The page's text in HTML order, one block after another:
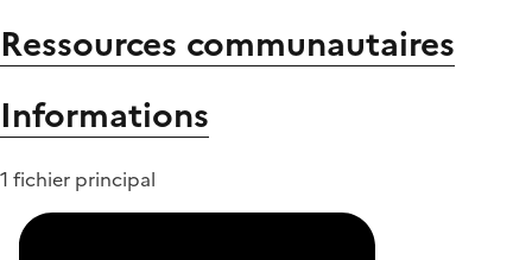
Ressources communautaires
Informations
1 fichier principal